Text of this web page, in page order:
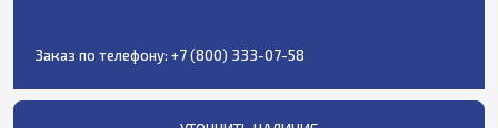
Заказ по телефону: +7 (800) 333-07-58